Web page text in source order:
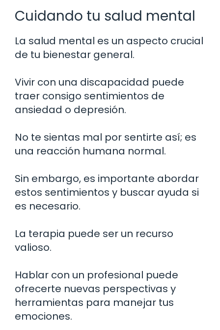
Cuidando tu salud mental
La salud mental es un aspecto crucial
de tu bienestar general.
Vivir con una discapacidad puede
traer consigo sentimientos de
ansiedad o depresión.
No te sientas mal por sentirte así; es
una reacción humana normal.
Sin embargo, es importante abordar
estos sentimientos y buscar ayuda si
es necesario.
La terapia puede ser un recurso
valioso.
Hablar con un profesional puede
ofrecerte nuevas perspectivas y
herramientas para manejar tus
emociones.